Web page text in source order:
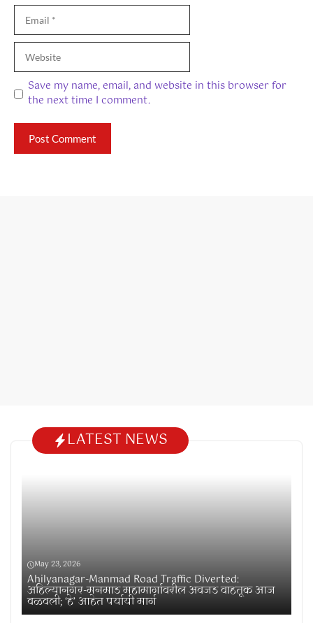
Email
Website
Save my name, email, and website in this browser for
the next time I comment.
LATEST NEWS
May 23, 2026
Ahilyanagar-Manmad Road Traffic Diverted:
अहिल्यानगर-मनमाड महामार्गावरील अवजड वाहतूक आज
वळवली; ‘हे’ आहेत पर्यायी मार्ग